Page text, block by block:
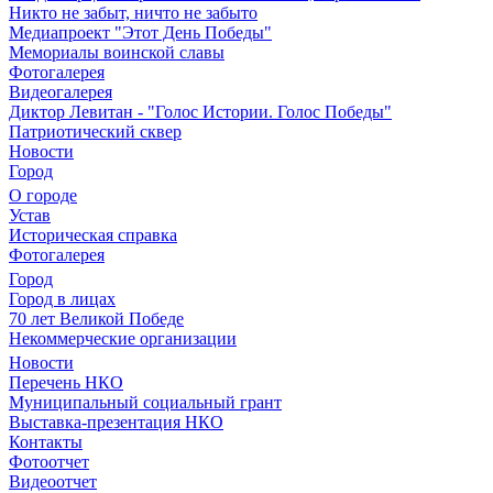
Никто не забыт, ничто не забыто
Медиапроект "Этот День Победы"
Мемориалы воинской славы
Фотогалерея
Видеогалерея
Диктор Левитан - "Голос Истории. Голос Победы"
Патриотический сквер
Новости
Город
О городе
Устав
Историческая справка
Фотогалерея
Город
Город в лицах
70 лет Великой Победе
Некоммерческие организации
Новости
Перечень НКО
Муниципальный социальный грант
Выставка-презентация НКО
Контакты
Фотоотчет
Видеоотчет